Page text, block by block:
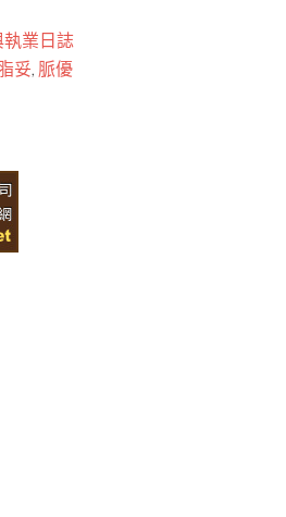
執業日誌
妥, 脈優